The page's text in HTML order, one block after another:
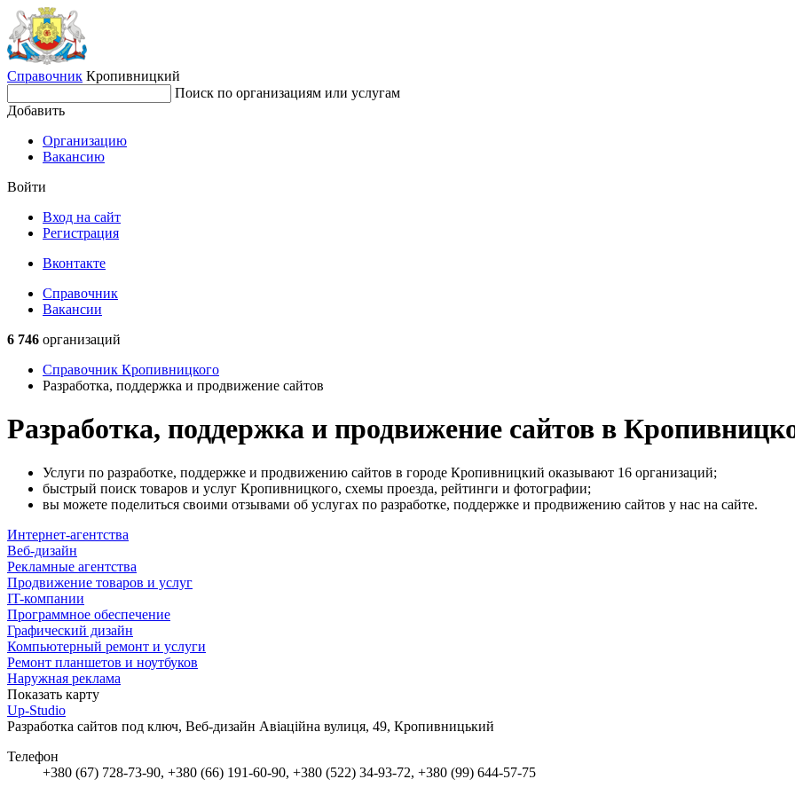
Справочник Кропивницкий
Поиск по организациям или услугам
Добавить
Организацию
Вакансию
Войти
Вход на сайт
Регистрация
Вконтакте
Справочник
Вакансии
6 746 организаций
Справочник Кропивницкого
Разработка, поддержка и продвижение сайтов
Разработка, поддержка и продвижение сайтов в
Услуги по разработке, поддержке и продвижению сайтов в городе Кропивницкий оказывают 16 организаций;
быстрый поиск товаров и услуг Кропивницкого, схемы проезда, рейтинги и фотографии;
вы можете поделиться своими отзывами об услугах по разработке, поддержке и продвижению сайтов у нас на сайте.
Интернет-агентства
Веб-дизайн
Рекламные агентства
Продвижение товаров и услуг
IT-компании
Программное обеспечение
Графический дизайн
Компьютерный ремонт и услуги
Ремонт планшетов и ноутбуков
Наружная реклама
Показать карту
Up-Studio
Разработка сайтов под ключ, Веб-дизайн Авіаційна вулиця, 49, Кропивницький
Телефон
+380 (67) 728-73-90, +380 (66) 191-60-90, +380 (522) 34-93-72, +380 (99) 644-57-75